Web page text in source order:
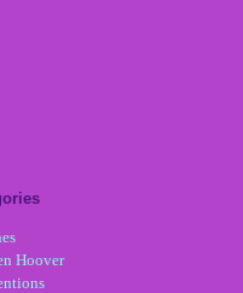
Hoover